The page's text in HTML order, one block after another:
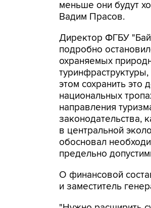
меньше они будут
Вадим Прасов.
Директор ФГБУ
подробно
охраняемых
этом сохранить это
национальных
направления
законодательства,
в центральной
обосновал
предельно
О финансовой
и заместитель